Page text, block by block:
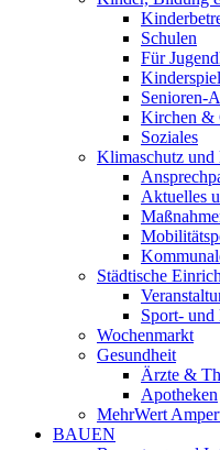
Schulen
Für
Senioren-
Kirchen &
Soziales
Klimaschutz und
Aktuelles
Städtische
Sport- und
Wochenmarkt
Gesundheit
Ärzte &
Apotheken
MehrWert
BAUEN